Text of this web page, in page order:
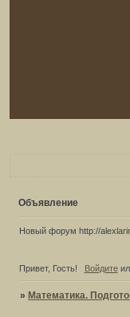
Объявление
Новый форум http://
Привет, Гость! Войдите
»Математика.